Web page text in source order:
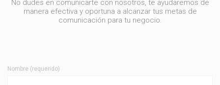
No dudes en comunicarte con nosotros, te ayudaremos de
manera efectiva y oportuna a alcanzar tus metas de
comunicación para tu negocio.
Nombre (requerido)